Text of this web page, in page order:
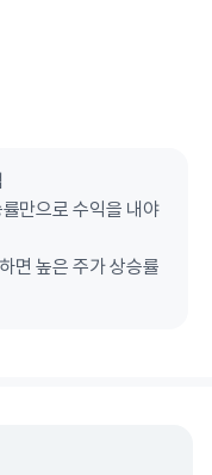
만으로 수익을 내야
면 높은 주가 상승률